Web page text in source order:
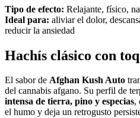
Tipo de efecto: Relajante, físico,
Ideal para: aliviar el dolor,
reducir la ansiedad
Hachís clásico con
El sabor de Afghan Kush Auto
del cannabis afgano. Su perfil de
intensa de tierra, pino y especias,
el humo y deja un retrogusto